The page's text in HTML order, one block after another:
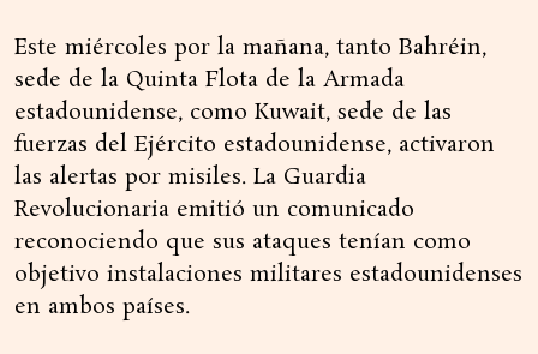
Este miércoles por la mañana, tanto Bahréin,
sede de la Quinta Flota de la Armada
estadounidense, como Kuwait, sede de las
fuerzas del Ejército estadounidense, activaron
las alertas por misiles. La Guardia
Revolucionaria emitió un comunicado
reconociendo que sus ataques tenían como
objetivo instalaciones militares estadounidenses
en ambos países.